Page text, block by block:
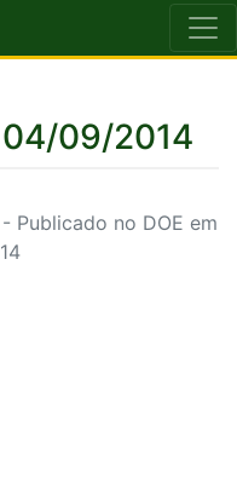
04/09/2014
Publicado no DOE em